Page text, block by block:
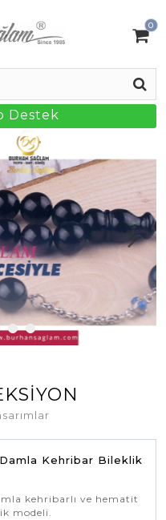
0
Destek
Kehribar Bileklik
kehribarlı ve hematit
modeli.